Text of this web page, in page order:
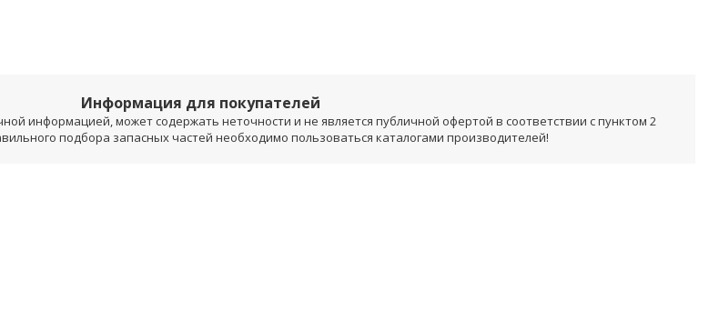
Информация для покупателей
информацией, может содержать неточности и не является публичной офертой в соответствии с пунктом 2
подбора запасных частей необходимо пользоваться каталогами производителей!